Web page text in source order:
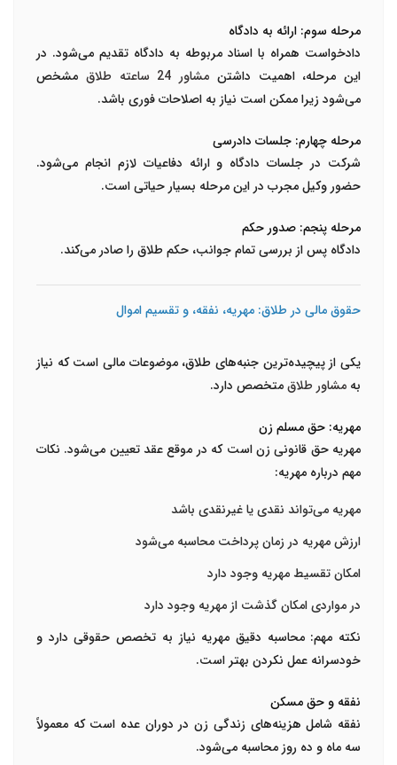
مرحله سوم: ارائه به دادگاه
دادخواست همراه با اسناد مربوطه به دادگاه تقدیم می‌شود. در
این مرحله، اهمیت داشتن مشاور 24 ساعته طلاق
مشخص
می‌شود زیرا ممکن است نیاز به اصلاحات فوری باشد.
مرحله چهارم: جلسات دادرسی
شرکت در جلسات دادگاه و ارائه دفاعیات لازم انجام می‌شود.
حضور وکیل مجرب در این مرحله بسیار حیاتی است.
مرحله پنجم: صدور حکم
دادگاه پس از بررسی تمام جوانب، حکم طلاق را صادر می‌کند.
حقوق مالی در طلاق: مهریه، نفقه، و تقسیم اموال
یکی از پیچیده‌ترین جنبه‌های طلاق، موضوعات مالی است که نیاز
به مشاور طلاقمتخصص دارد.
مهریه: حق مسلم زن
مهریه حق قانونی زن است که در موقع عقد تعیین می‌شود. نکات
مهم درباره مهریه:
مهریه می‌تواند نقدی یا غیرنقدی باشد
ارزش مهریه در زمان پرداخت محاسبه می‌شود
امکان تقسیط مهریه وجود دارد
در مواردی امکان گذشت از مهریه وجود دارد
نکته مهم: محاسبه دقیق مهریه نیاز به تخصص حقوقی دارد و
خودسرانه عمل نکردن بهتر است.
نفقه و حق مسکن
نفقه شامل هزینه‌های زندگی زن در دوران عده است که معمولاً
سه ماه و ده روز محاسبه می‌شود.